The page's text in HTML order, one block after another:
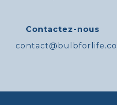
Contactez-nous